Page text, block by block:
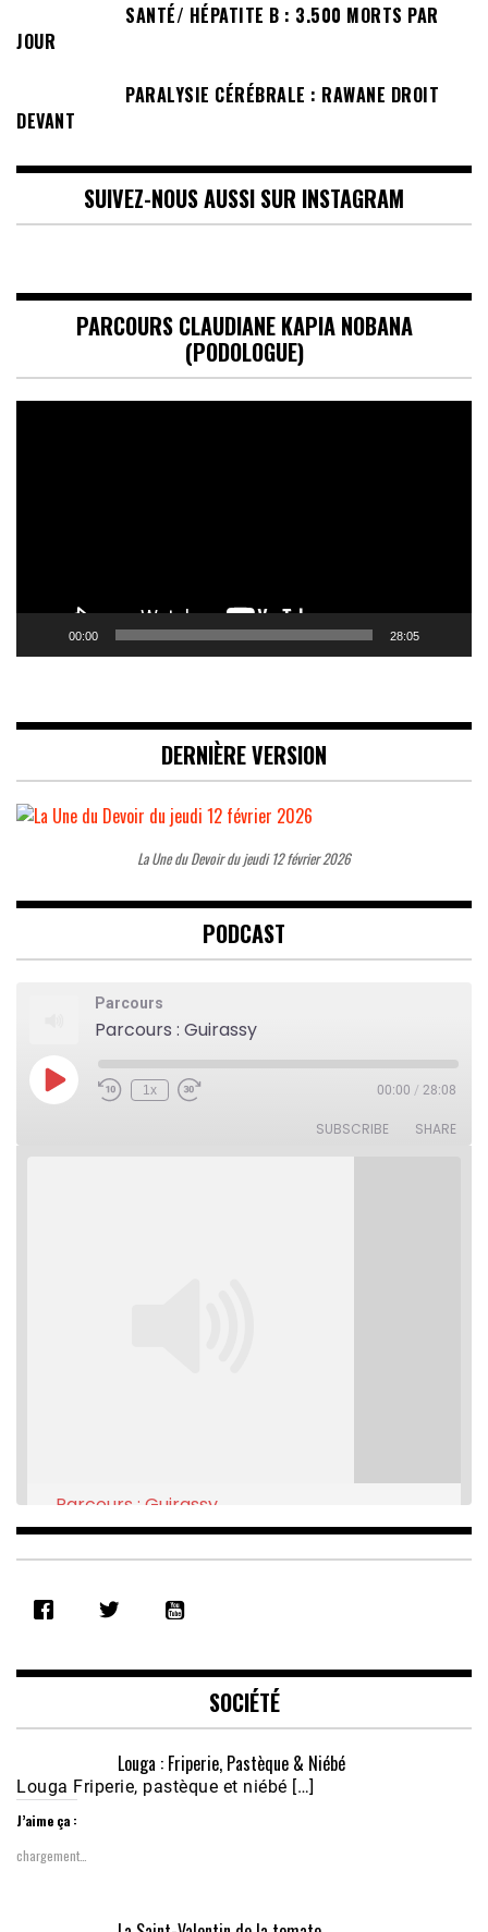
SANTÉ/ HÉPATITE B : 3.500 MORTS PAR
JOUR
PARALYSIE CÉRÉBRALE : RAWANE DROIT
DEVANT
SUIVEZ-NOUS AUSSI SUR INSTAGRAM
PARCOURS CLAUDIANE KAPIA NOBANA
(PODOLOGUE)
00:00 28:05
DERNIÈRE VERSION
La Une du Devoir du jeudi 12 février 2026
PODCAST
Parcours
Parcours : Guirassy
Play
Episode
Rewind
1x
Fast
00:00 / 28:08
SUBSCRIBE SHARE
RSS FEED
EMBED
Parcours : Guirassy
Feb 16, 2021 • 28:08
SOCIÉTÉ
Louga : Friperie, Pastèque & Niébé
Louga Friperie, pastèque et niébé […]
J’aime ça :
chargement…